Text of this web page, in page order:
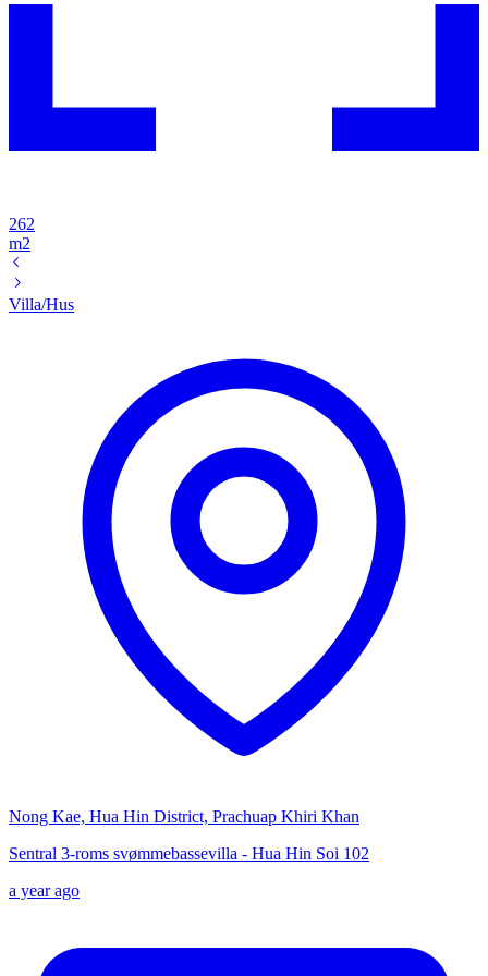
262
m2
Villa/Hus
Nong Kae, Hua Hin District, Prachuap Khiri Khan
Sentral 3-roms svømmebassevilla - Hua Hin Soi 102
a year ago